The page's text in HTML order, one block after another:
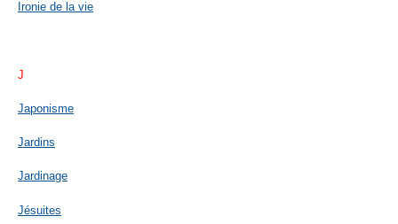
Ironie de la vie
J
Japonisme
Jardins
Jardinage
Jésuites